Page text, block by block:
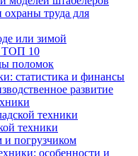
охраны труда для
или зимой
ТОП 10
поломок
статистика и финансы
развитие
техники
техники
и погрузчиком
особенности и